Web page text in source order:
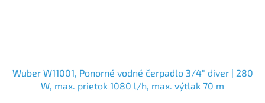
Wuber W11001, Ponorné vodné čerpadlo 3/4" diver | 280
W, max. prietok 1080 l/h, max. výtlak 70 m